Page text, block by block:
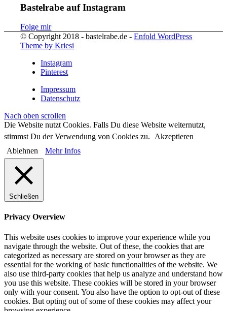
Bastelrabe auf Instagram
Folge mir
© Copyright 2018 - bastelrabe.de -Enfold WordPress
Theme by Kriesi
Instagram
Pinterest
Impressum
Datenschutz
Nach oben scrollen
Die Website nutzt Cookies. Falls Du diese Website weiternutzt,
stimmst Du der Verwendung von Cookies zu.
Akzeptieren
Ablehnen
Mehr Infos
Schließen
Privacy Overview
This website uses cookies to improve your experience while you
navigate through the website. Out of these, the cookies that are
categorized as necessary are stored on your browser as they are
essential for the working of basic functionalities of the website. We
also use third-party cookies that help us analyze and understand how
you use this website. These cookies will be stored in your browser
only with your consent. You also have the option to opt-out of these
cookies. But opting out of some of these cookies may affect your